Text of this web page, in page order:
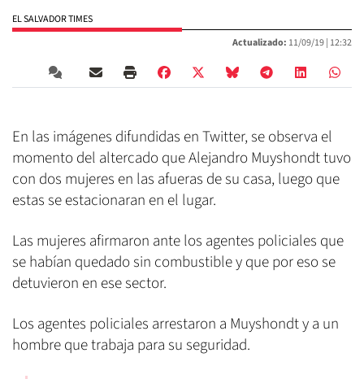
EL SALVADOR TIMES
Actualizado: 11/09/19 | 12:32
En las imágenes difundidas en Twitter, se observa el
momento del altercado que Alejandro Muyshondt tuvo
con dos mujeres en las afueras de su casa, luego que
estas se estacionaran en el lugar.
Las mujeres afirmaron ante los agentes policiales que
se habían quedado sin combustible y que por eso se
detuvieron en ese sector.
Los agentes policiales arrestaron a Muyshondt y a un
hombre que trabaja para su seguridad.